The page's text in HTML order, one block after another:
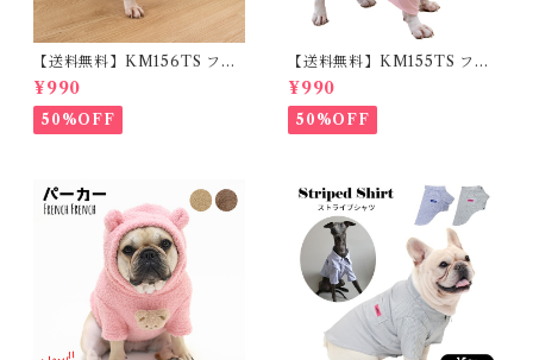
【送料無料】KM156TS フレ
ブル Tシャツ フレンチブルド
ック レモン柄 犬服 ドックウェ
ア
¥990
50%OFF
【送料無料】KM155TS フレ
ブル Tシャツ フレンチブルド
ック 犬服 LOVEハート柄 ドッ
クウェア
¥990
50%OFF